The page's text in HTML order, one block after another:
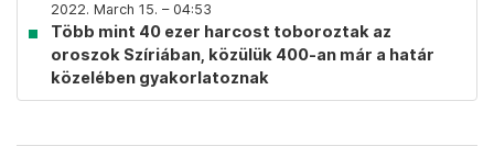
2022. March 15. – 04:53
Több mint 40 ezer harcost toboroztak az
oroszok Szíriában, közülük 400-an már a határ
közelében gyakorlatoznak